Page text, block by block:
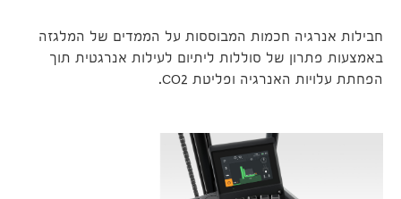
חבילות אנרגיה חכמות המבוססות על הממדים של המלגזה
באמצעות פתרון של סוללות ליתיום לעילות אנרגטית תוך
הפחתת עלויות האנרגיה ופליטת CO2.